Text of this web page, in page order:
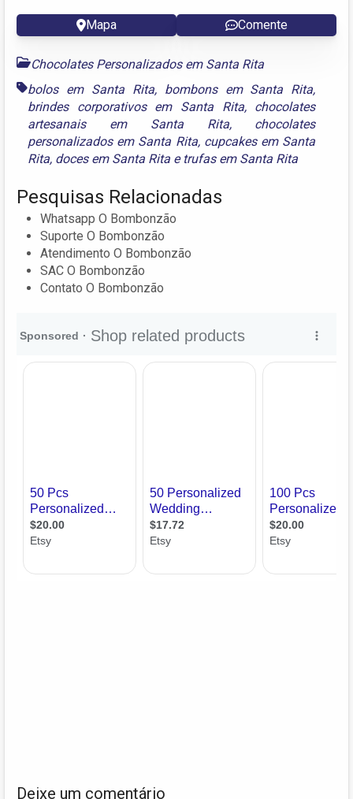
Mapa Comente
Chocolates Personalizados em Santa Rita
bolos em Santa Rita, bombons em Santa Rita,
brindes corporativos em Santa Rita, chocolates
artesanais em Santa Rita, chocolates
personalizados em Santa Rita, cupcakes em Santa
Rita, doces em Santa Rita e trufas em Santa Rita
Pesquisas Relacionadas
Whatsapp O Bombonzão
Suporte O Bombonzão
Atendimento O Bombonzão
SAC O Bombonzão
Contato O Bombonzão
Deixe um comentário